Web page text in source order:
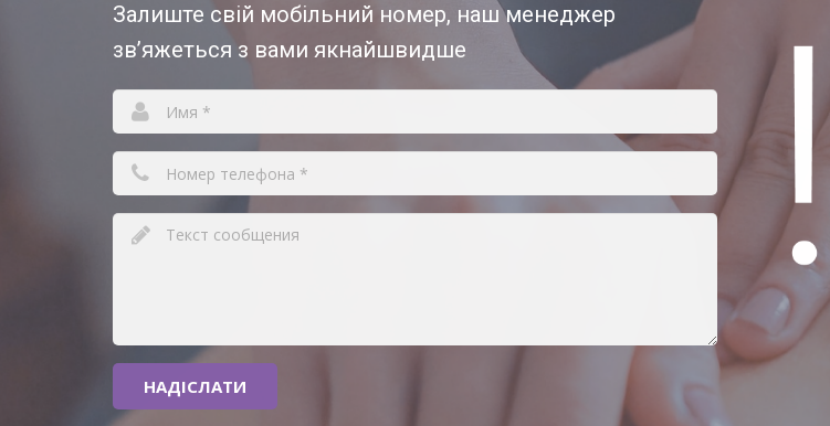
Залиште свій мобільний номер, наш менеджер
зв’яжеться з вами якнайшвидше
НАДІСЛАТИ